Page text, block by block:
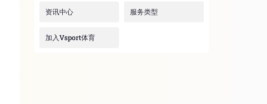
资讯中心 服务类型
加入Vsport体育